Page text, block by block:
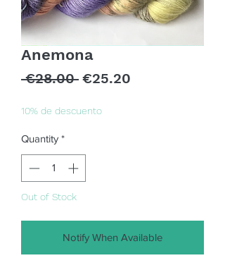
Anemona
€28.00 Regular
€25.20
10% de descuento
Quantity *
Out of Stock
Notify When Available